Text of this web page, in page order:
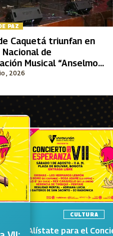
PAZ
, 2026
Caquetá triunfan en
Nacional de
Musical “Anselmo
CULTURA
Alístate para el